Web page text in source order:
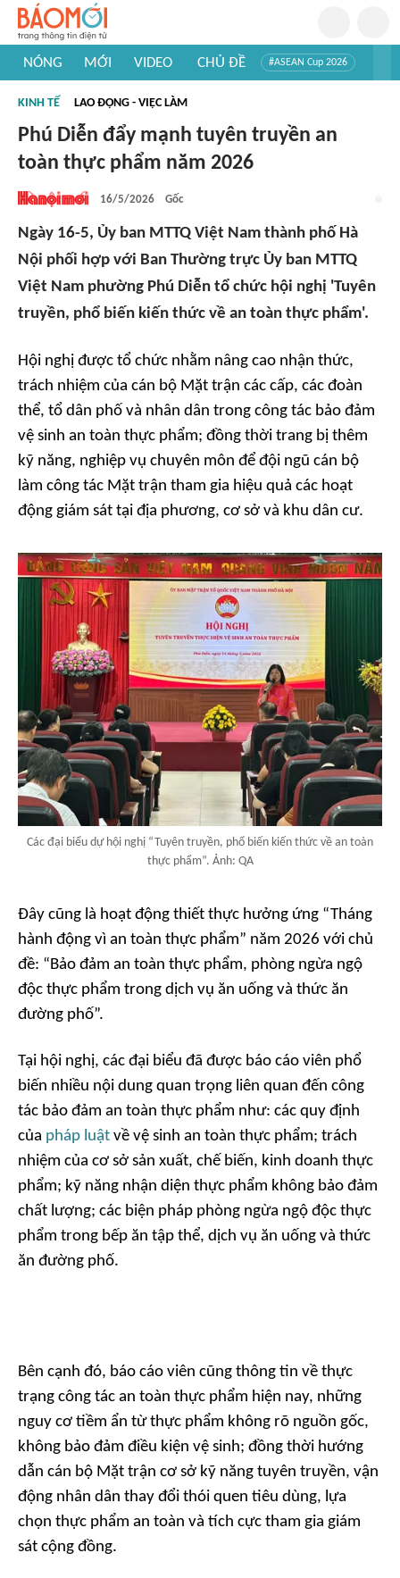
NÓNG MỚI VIDEO CHỦ ĐỀ #ASEAN Cup 2026
#Khám phá thế giới
KINH TẾ LAO ĐỘNG - VIỆC LÀM
Phú Diễn đẩy mạnh tuyên truyền an
toàn thực phẩm năm 2026
16/5/2026 Gốc
Ngày 16-5, Ủy ban MTTQ Việt Nam thành phố Hà
Nội phối hợp với Ban Thường trực Ủy ban MTTQ
Việt Nam phường Phú Diễn tổ chức hội nghị 'Tuyên
truyền, phổ biến kiến thức về an toàn thực phẩm'.
Hội nghị được tổ chức nhằm nâng cao nhận thức,
trách nhiệm của cán bộ Mặt trận các cấp, các đoàn
thể, tổ dân phố và nhân dân trong công tác bảo đảm
vệ sinh an toàn thực phẩm; đồng thời trang bị thêm
kỹ năng, nghiệp vụ chuyên môn để đội ngũ cán bộ
làm công tác Mặt trận tham gia hiệu quả các hoạt
động giám sát tại địa phương, cơ sở và khu dân cư.
Các đại biểu dự hội nghị “Tuyên truyền, phổ biến kiến thức về an toàn
thực phẩm”. Ảnh: QA
Đây cũng là hoạt động thiết thực hưởng ứng “Tháng
hành động vì an toàn thực phẩm” năm 2026 với chủ
đề: “Bảo đảm an toàn thực phẩm, phòng ngừa ngộ
độc thực phẩm trong dịch vụ ăn uống và thức ăn
đường phố”.
Tại hội nghị, các đại biểu đã được báo cáo viên phổ
biến nhiều nội dung quan trọng liên quan đến công
tác bảo đảm an toàn thực phẩm như: các quy định
của pháp luật về vệ sinh an toàn thực phẩm; trách
nhiệm của cơ sở sản xuất, chế biến, kinh doanh thực
phẩm; kỹ năng nhận diện thực phẩm không bảo đảm
chất lượng; các biện pháp phòng ngừa ngộ độc thực
phẩm trong bếp ăn tập thể, dịch vụ ăn uống và thức
ăn đường phố.
Bên cạnh đó, báo cáo viên cũng thông tin về thực
trạng công tác an toàn thực phẩm hiện nay, những
nguy cơ tiềm ẩn từ thực phẩm không rõ nguồn gốc,
không bảo đảm điều kiện vệ sinh; đồng thời hướng
dẫn cán bộ Mặt trận cơ sở kỹ năng tuyên truyền, vận
động nhân dân thay đổi thói quen tiêu dùng, lựa
chọn thực phẩm an toàn và tích cực tham gia giám
sát cộng đồng.